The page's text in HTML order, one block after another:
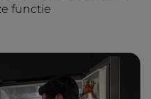
functie